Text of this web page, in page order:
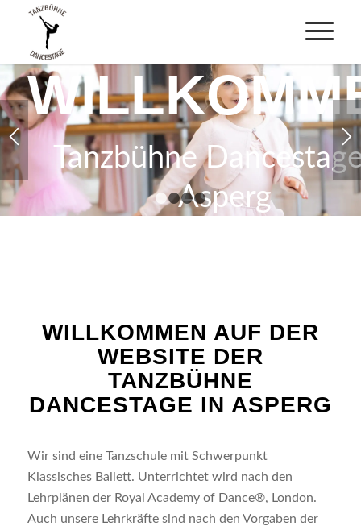
Tanzbühne
Asperg
1 2 3 4
WILLKOMMEN AUF DER
WEBSITE DER
TANZBÜHNE
DANCESTAGE IN ASPERG
Wir sind eine Tanzschule mit Schwerpunkt
Klassisches Ballett. Unterrichtet wird nach den
Lehrplänen der Royal Academy of Dance®, London.
Auch unsere Lehrkräfte sind nach den Vorgaben der